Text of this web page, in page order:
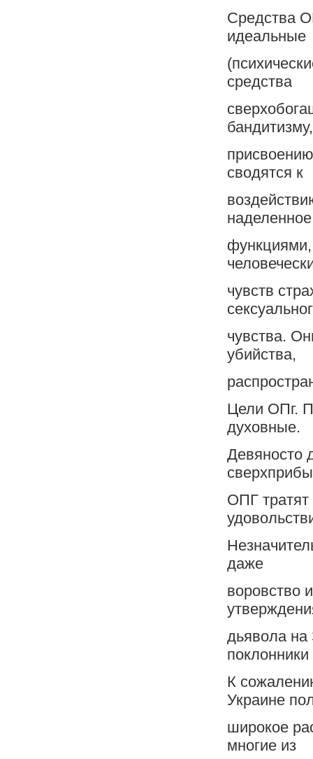
Средства
идеальные
средства
сводятся к
чувств
чувства.
убийства,
Цели ОПг.
духовные.
Девяносто
ОПГ
даже
воровство
дьявола
К
Украине
широкое
многие из